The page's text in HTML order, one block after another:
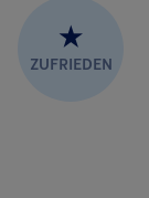
★
ZUFRIEDEN